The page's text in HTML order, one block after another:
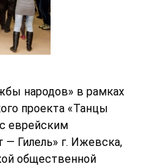
народов» в рамках
проекта «Танцы
еврейским
Гилель» г. Ижевска,
общественной